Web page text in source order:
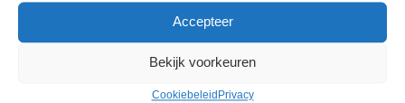
Accepteer
Bekijk voorkeuren
Cookiebeleid Privacy
info@labmakelaar.com
Voor facturen:finance@labmakelaar.com
Voor technische service:service@labmakelaar.com